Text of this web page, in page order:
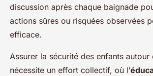
discussion après chaque baignade
actions sûres ou risquées observées
efficace.
Assurer la sécurité des enfants autour
nécessite un effort collectif, où l’